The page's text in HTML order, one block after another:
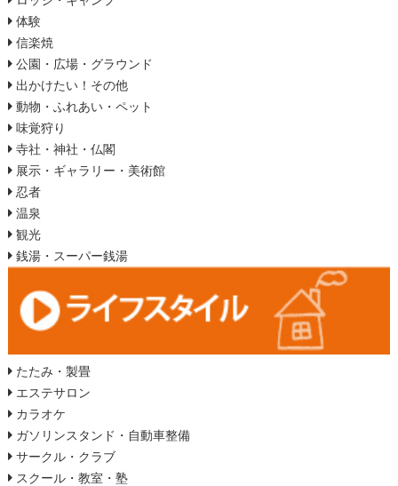
体験
信楽焼
公園・広場・グラウンド
出かけたい！その他
動物・ふれあい・ペット
味覚狩り
寺社・神社・仏閣
展示・ギャラリー・美術館
忍者
温泉
観光
銭湯・スーパー銭湯
たたみ・製畳
エステサロン
カラオケ
ガソリンスタンド・自動車整備
サークル・クラブ
スクール・教室・塾